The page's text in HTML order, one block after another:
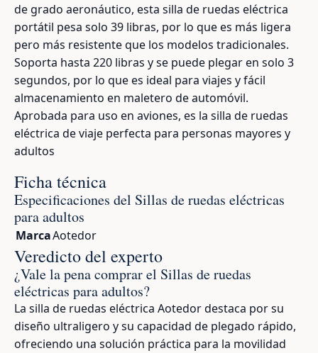
de grado aeronáutico, esta silla de ruedas eléctrica
portátil pesa solo 39 libras, por lo que es más ligera
pero más resistente que los modelos tradicionales.
Soporta hasta 220 libras y se puede plegar en solo 3
segundos, por lo que es ideal para viajes y fácil
almacenamiento en maletero de automóvil.
Aprobada para uso en aviones, es la silla de ruedas
eléctrica de viaje perfecta para personas mayores y
adultos
Ficha técnica
Especificaciones del Sillas de ruedas eléctricas
para adultos
MarcaAotedor
Veredicto del experto
¿Vale la pena comprar el Sillas de ruedas
eléctricas para adultos?
La silla de ruedas eléctrica Aotedor destaca por su
diseño ultraligero y su capacidad de plegado rápido,
ofreciendo una solución práctica para la movilidad